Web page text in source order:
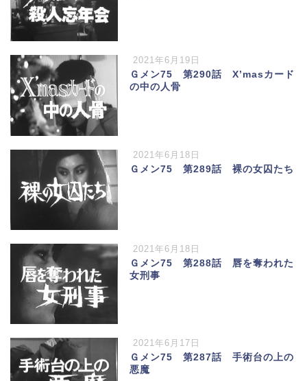
2021年6月19日
Ｇメン75 第290話 X’masカード
の中の人骨
2021年6月18日
Ｇメン75 第289話 裸の女囚たち
2021年6月18日
Ｇメン75 第288話 唇を奪われた
女刑事
2021年6月17日
Ｇメン75 第287話 手術台の上の
悪魔